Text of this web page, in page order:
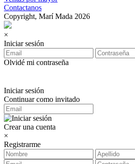
Contactanos
Copyright, Marí Mada 2026
×
Iniciar sesión
Olvidé mi contraseña
Iniciar sesión
Continuar como invitado
Crear una cuenta
×
Registrarme